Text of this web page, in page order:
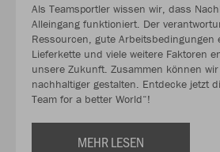
Als Teamsportler wissen wir, dass
Alleingang funktioniert. Der
Ressourcen, gute Arbeitsbedingungen
Lieferkette und viele weitere Faktoren
unsere Zukunft. Zusammen können
nachhaltiger gestalten. Entdecke jetzt
Team for a better World“!
MEHR LESEN